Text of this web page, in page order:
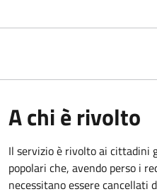
A chi è rivolto
Il servizio è rivolto ai cittadini
popolari che, avendo perso i
necessitano essere cancellati